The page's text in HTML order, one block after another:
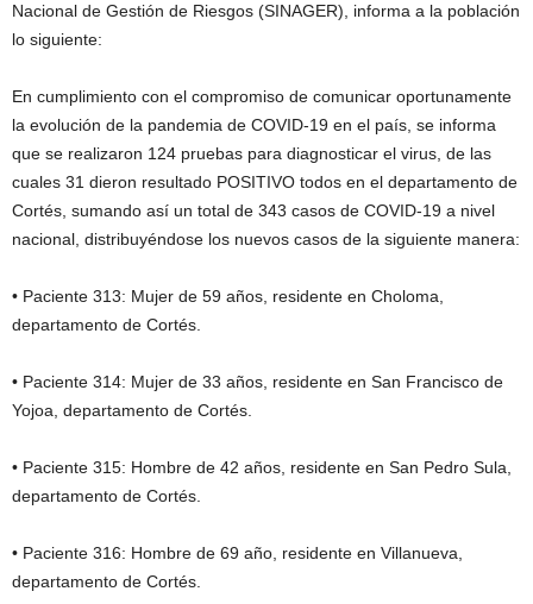
Nacional de Gestión de Riesgos (SINAGER), informa a la población
lo siguiente:
En cumplimiento con el compromiso de comunicar oportunamente
la evolución de la pandemia de COVID-19 en el país, se informa
que se realizaron 124 pruebas para diagnosticar el virus, de las
cuales 31 dieron resultado POSITIVO todos en el departamento de
Cortés, sumando así un total de 343 casos de COVID-19 a nivel
nacional, distribuyéndose los nuevos casos de la siguiente manera:
• Paciente 313: Mujer de 59 años, residente en Choloma,
departamento de Cortés.
• Paciente 314: Mujer de 33 años, residente en San Francisco de
Yojoa, departamento de Cortés.
• Paciente 315: Hombre de 42 años, residente en San Pedro Sula,
departamento de Cortés.
• Paciente 316: Hombre de 69 año, residente en Villanueva,
departamento de Cortés.